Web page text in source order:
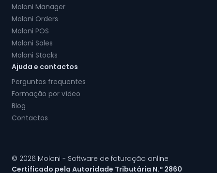
Moloni Manager
Moloni Orders
Moloni POS
Moloni Sales
Moloni Stocks
Ajuda e contactos
Perguntas frequentes
Formação por vídeo
Blog
Contactos
© 2026 Moloni - Software de faturação online
Certificado pela Autoridade Tributária N.º 2860